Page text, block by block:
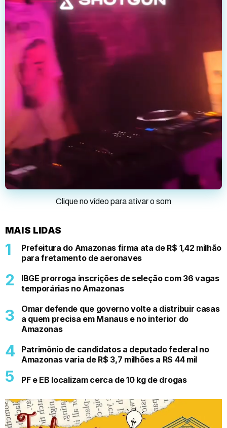
Clique no vídeo para ativar o som
MAIS LIDAS
Prefeitura do Amazonas firma ata de R$ 1,42 milhão
para fretamento de aeronaves
IBGE prorroga inscrições de seleção com 36 vagas
temporárias no Amazonas
Omar defende que governo volte a distribuir casas
a quem precisa em Manaus e no interior do
Amazonas
Patrimônio de candidatos a deputado federal no
Amazonas varia de R$ 3,7 milhões a R$ 44 mil
PF e EB localizam cerca de 10 kg de drogas